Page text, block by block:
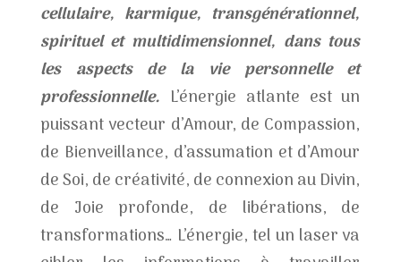
cellulaire, karmique, transgénérationnel,
spirituel et multidimensionnel, dans tous
les aspects de la vie personnelle et
professionnelle. L’énergie atlante est un
puissant vecteur d’Amour, de Compassion,
de Bienveillance, d’assumation et d’Amour
de Soi, de créativité, de connexion au Divin,
de Joie profonde, de libérations, de
transformations… L’énergie, tel un laser va